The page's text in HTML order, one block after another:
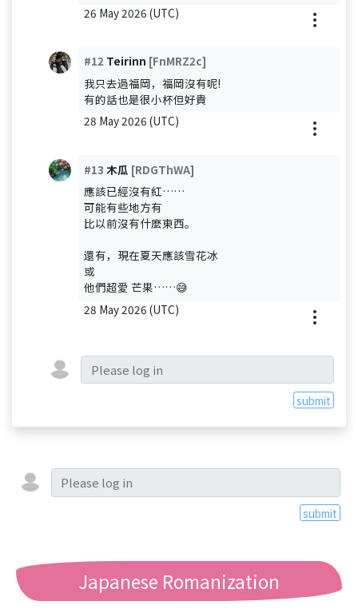
26 May 2026 (UTC)
#12 Teirinn [FnMRZ2c]
我只去過福岡，福岡沒有呢!
有的話也是很小杯但好貴
28 May 2026 (UTC)
#13 木瓜 [RDGThWA]
應該已經沒有紅……
可能有些地方有
比以前沒有什麼東西。
還有，現在夏天應該雪花冰
或
他們超愛 芒果……😅
28 May 2026 (UTC)
submit
submit
Japanese Romanization